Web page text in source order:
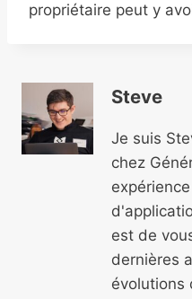
propriétaire peut y
Steve
Je suis
chez
est de
dernières
évolutions